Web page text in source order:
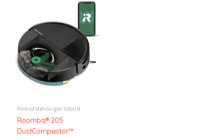
Robotstøvsuger tilbud
Roomba® 205
DustCompactor™